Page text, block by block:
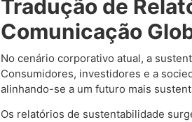
Tradução de
Comunicação
No cenário corporativo atual, a
Consumidores, investidores e a
alinhando-se a um futuro mais
Os relatórios de sustentabilidade